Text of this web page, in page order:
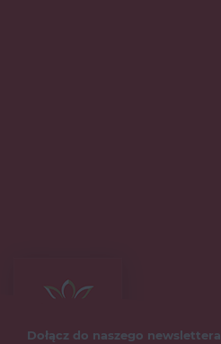
Dołącz do naszego newslettera